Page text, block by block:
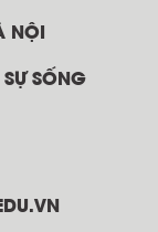
NỘI
SỐNG